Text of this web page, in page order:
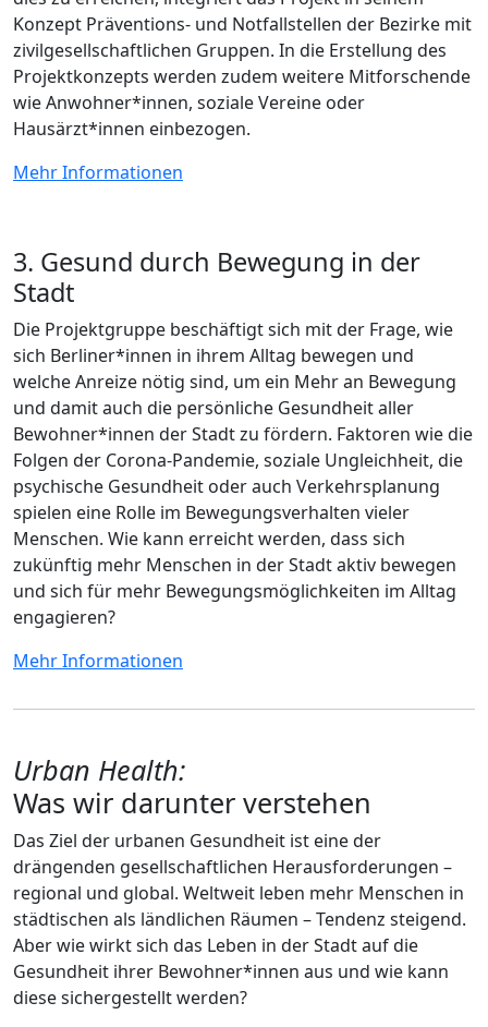
Konzept Präventions- und Notfallstellen der Bezirke mit
zivilgesellschaftlichen Gruppen. In die Erstellung des
Projektkonzepts werden zudem weitere Mitforschende
wie Anwohner*innen, soziale Vereine oder
Hausärzt*innen einbezogen.
Mehr Informationen
3. Gesund durch Bewegung in der
Stadt
Die Projektgruppe beschäftigt sich mit der Frage, wie
sich Berliner*innen in ihrem Alltag bewegen und
welche Anreize nötig sind, um ein Mehr an Bewegung
und damit auch die persönliche Gesundheit aller
Bewohner*innen der Stadt zu fördern. Faktoren wie die
Folgen der Corona-Pandemie, soziale Ungleichheit, die
psychische Gesundheit oder auch Verkehrsplanung
spielen eine Rolle im Bewegungsverhalten vieler
Menschen. Wie kann erreicht werden, dass sich
zukünftig mehr Menschen in der Stadt aktiv bewegen
und sich für mehr Bewegungsmöglichkeiten im Alltag
engagieren?
Mehr Informationen
Urban Health:
Was wir darunter verstehen
Das Ziel der urbanen Gesundheit ist eine der
drängenden gesellschaftlichen Herausforderungen –
regional und global. Weltweit leben mehr Menschen in
städtischen als ländlichen Räumen – Tendenz steigend.
Aber wie wirkt sich das Leben in der Stadt auf die
Gesundheit ihrer Bewohner*innen aus und wie kann
diese sichergestellt werden?